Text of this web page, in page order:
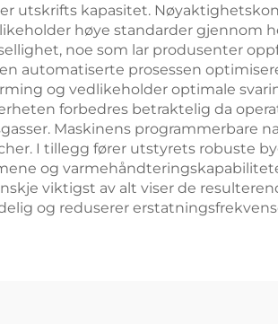
utskrifts kapasitet.
høye standarder gjennom
noe som lar produsenter
automatiserte prosessen
og vedlikeholder optimale
forbedres betraktelig da
Maskinens programmerbare
I tillegg fører utstyrets robuste
og
viktigst av alt viser de
og reduserer